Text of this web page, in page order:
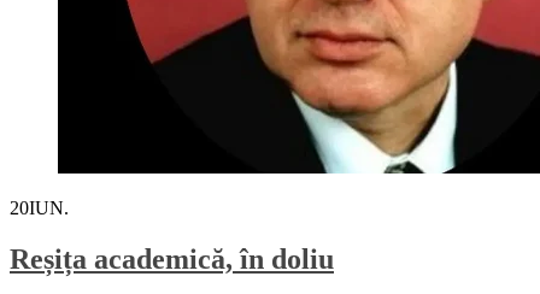
20IUN.
Reșița academică, în doliu